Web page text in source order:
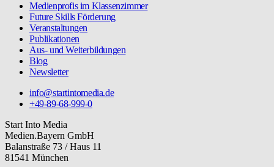
Medienprofis im Klassenzimmer
Future Skills Förderung
Veranstaltungen
Publikationen
Aus- und Weiterbildungen
Blog
Newsletter
info@startintomedia.de
+49-89-68-999-0
Start Into Media
Medien.Bayern GmbH
Balanstraße 73 / Haus 11
81541 München